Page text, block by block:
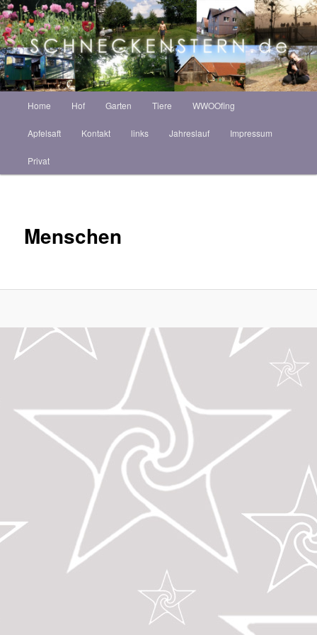
Zum
Inhalt
wechseln
Schneckenstern HOF
ZINT ANNEKATRIN
Home Hof Garten Tiere WWOOfing
Apfelsaft Kontakt links Jahreslauf Impressum
Privat
Menschen